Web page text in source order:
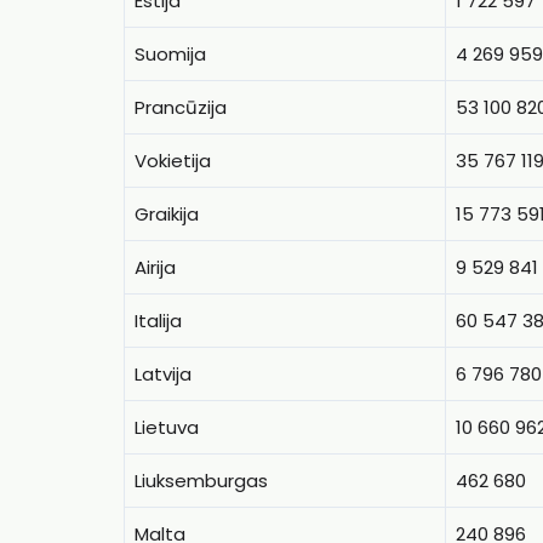
Suomija 4 269 959
Prancūzija 53 100
Vokietija 35 767 119
Graikija 15 773 591
Airija 9 529 841
Italija 60 547
Latvija 6 796 780
Lietuva 10 660
Liuksemburgas 462 680
Malta 240 896